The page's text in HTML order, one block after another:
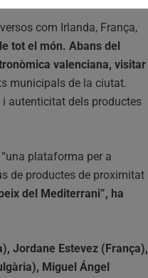
com Irlanda, França,
tot el món. Abans del
valenciana, visitar
municipals de la ciutat.
i autenticitat dels productes
plataforma per a
de productes de proximitat
del Mediterrani”, ha
Jordane Estevez (França),
Miguel Ángel